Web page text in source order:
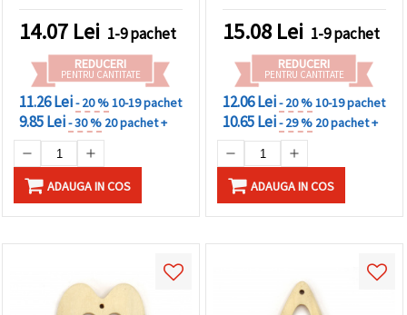
14.07 Lei 1-9 pachet
REDUCERI
PENTRU CANTITATE
11.26 Lei- 20 %10-19 pachet
9.85 Lei- 30 % 20 pachet +
ADAUGA IN COS
15.08 Lei 1-9 pachet
REDUCERI
PENTRU CANTITATE
12.06 Lei- 20 %10-19 pachet
10.65 Lei- 29 % 20 pachet +
ADAUGA IN COS